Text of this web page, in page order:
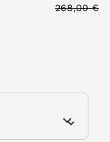
Price
268,00 €